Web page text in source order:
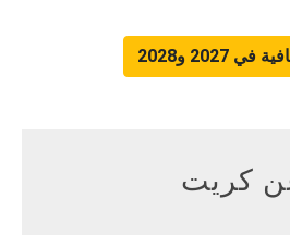
2027 و2028
كريت